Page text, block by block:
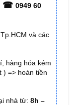
☎ 0949 60
và các
hàng hóa kém
) => hoàn tiền
nhà từ: 8h –